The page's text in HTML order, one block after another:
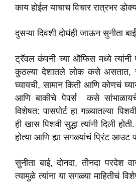
काय होईल याचाच विचार रात्रभर
दुसऱ्या दिवशी दोघंही जाऊन सुनीता
ट्रॅवल कंपनी च्या ऑफिस मध्ये
कुठल्या देशातले लोक कसे असतात,
घ्यायची, सामान किती आणि कोणचं
आणि बाकीचे पेपर्स कसे सांभाळायचे
विशेषत: पासपोर्ट हा गळ्यातल्या
ही खास पिशवी सुद्धा त्यांनी दिली
होत्या आणि ह्या सगळ्यांचं प्रिंट आउट
सुनीता बाई, दोनदा, तीनदा परदेश
त्यामुळे त्यांना या सगळ्या माहितीचं